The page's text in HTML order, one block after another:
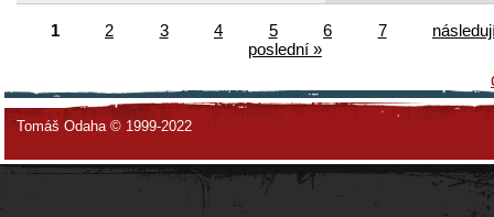
1 2 3 4 5 6 7
poslední »
Tomáš Odaha © 1999-2022